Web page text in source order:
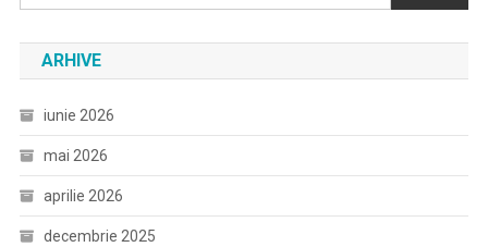
ARHIVE
iunie 2026
mai 2026
aprilie 2026
decembrie 2025